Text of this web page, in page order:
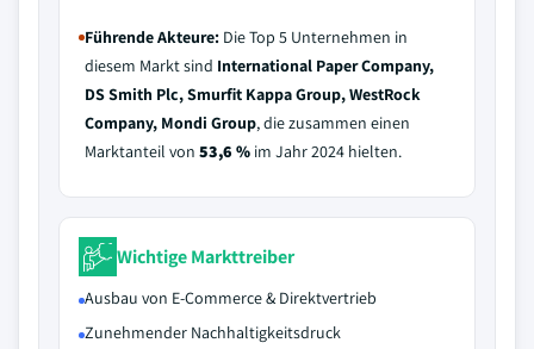
Führende Akteure: Die Top 5 Unternehmen in
diesem Markt sind International Paper Company,
DS Smith Plc, Smurfit Kappa Group, WestRock
Company, Mondi Group, die zusammen einen
Marktanteil von 53,6 % im Jahr 2024 hielten.
Wichtige Markttreiber
Ausbau von E-Commerce & Direktvertrieb
Zunehmender Nachhaltigkeitsdruck